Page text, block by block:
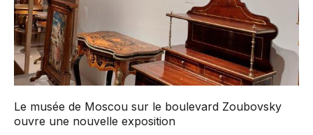
Le musée de Moscou sur le boulevard Zoubovsky
ouvre une nouvelle exposition